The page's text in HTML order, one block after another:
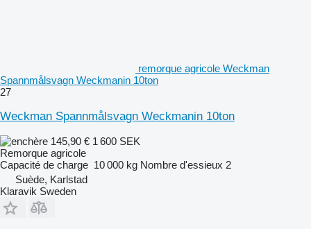
remorque agricole Weckman
Spannmålsvagn Weckmanin 10ton
27
Weckman Spannmålsvagn Weckmanin 10ton
145,90 € 1 600 SEK
Remorque agricole
Capacité de charge 10 000 kg Nombre d'essieux 2
Suède, Karlstad
Klaravik Sweden